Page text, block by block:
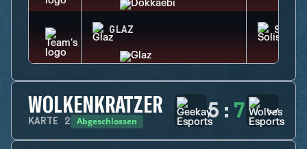
GLAZ SOLIS
WOLKENKRATZER
KARTE 2 Abgeschlossen 5 : 7